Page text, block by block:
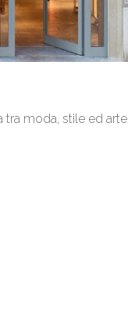
moda, stile ed arte